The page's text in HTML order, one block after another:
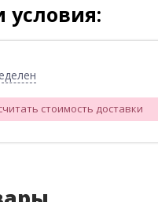
условия:
стоимость доставки